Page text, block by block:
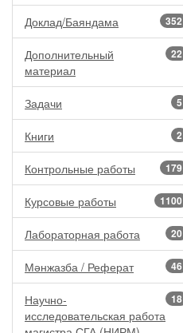
352
Доклад/Баяндама
22
Дополнительный
материал
5
Задачи
2
Книги
179
Контрольные работы
1100
Курсовые работы
20
Лабораторная работа
46
Мәнжазба / Реферат
18
Научно-
исследовательская работа